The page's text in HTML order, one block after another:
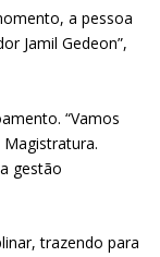
a pessoa
Jamil Gedeon”,
“Vamos
gestão
trazendo para